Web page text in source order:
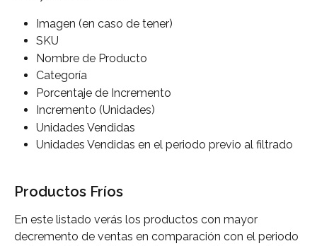
Imagen (en caso de tener)
SKU
Nombre de Producto
Categoría
Porcentaje de Incremento
Incremento (Unidades)
Unidades Vendidas
Unidades Vendidas en el periodo previo al filtrado
Productos Fríos
En este listado verás los productos con mayor
decremento de ventas en comparación con el periodo